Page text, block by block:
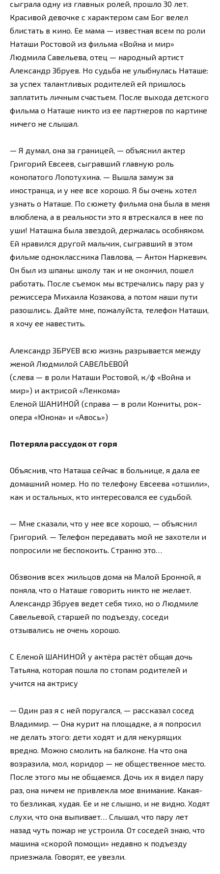
сыграла одну из главных ролей, прошло 30 лет.
Красивой девочке с характером сам Бог велел
блистать в кино. Ее мама — известная всем по роли
Наташи Ростовой из фильма «Война и мир»
Людмила Савельева, отец — народный артист
Александр Збруев. Но судьба не улыбнулась Наташе:
за успех талантливых родителей ей пришлось
заплатить личным счастьем. После выхода детского
фильма о Наташе никто из ее партнеров по картине
ничего не слышал.
— Я думал, она за границей, — объяснил актер
Григорий Евсеев, сыгравший главную роль
конопатого Лопотухина. — Вышла замуж за
иностранца, и у нее все хорошо. Я бы очень хотел
узнать о Наташе. По сюжету фильма она была в меня
влюблена, а в реальности это я втрескался в нее по
уши! Наташка была звездой, держалась особняком.
Ей нравился другой мальчик, сыгравший в этом
фильме одноклассника Павлова, — Антон Наркевич.
Он был из шпаны: школу так и не окончил, пошел
работать. После съемок мы встречались пару раз у
режиссера Михаила Козакова, а потом наши пути
разошлись. Дайте мне, пожалуйста, телефон Наташи,
я хочу ее навестить.
Александр ЗБРУЕВ всю жизнь разрывается между
женой Людмилой САВЕЛЬЕВОЙ
(слева — в роли Наташи Ростовой, к/ф «Война и
мир») и актрисой «Ленкома»
Еленой ШАНИНОЙ (справа — в роли Кончиты, рок-
опера «Юнона» и «Авось»)
Потеряла рассудок от горя
Объяснив, что Наташа сейчас в больнице, я дала ее
домашний номер. Но по телефону Евсеева «отшили»,
как и остальных, кто интересовался ее судьбой.
— Мне сказали, что у нее все хорошо, — объяснил
Григорий. — Телефон передавать мой не захотели и
попросили не беспокоить. Странно это…
Обзвонив всех жильцов дома на Малой Бронной, я
поняла, что о Наташе говорить никто не желает.
Александр Збруев ведет себя тихо, но о Людмиле
Савельевой, старшей по подъезду, соседи
отзывались не очень хорошо.
С Еленой ШАНИНОЙ у актёра растёт общая дочь
Татьяна, которая пошла по стопам родителей и
учится на актрису
— Один раз я с ней поругался, — рассказал сосед
Владимир. — Она курит на площадке, а я попросил
не делать этого: дети ходят и для некурящих
вредно. Можно смолить на балконе. На что она
возразила, мол, коридор — не общественное место.
После этого мы не общаемся. Дочь их я видел пару
раз, она ничем не привлекла мое внимание. Какая-
то безликая, худая. Ее и не слышно, и не видно. Ходят
слухи, что она выпивает… Слышал, что пару лет
назад чуть пожар не устроила. От соседей знаю, что
машина «скорой помощи» недавно к подъезду
приезжала. Говорят, ее увезли.